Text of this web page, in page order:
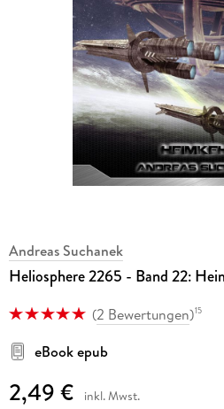
Andreas Suchanek
Heliosphere 2265 - Band 22:
(2 Bewertungen)15
eBook epub
2,49 € inkl. Mwst.